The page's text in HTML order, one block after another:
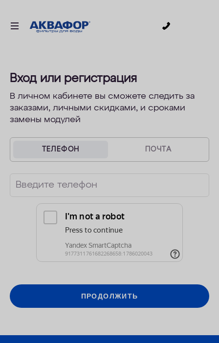
СМЕННЫЕ МОДУЛИ
В КОТТЕДЖ
АКСЕССУАРЫ
АКЦИИ
Вход или регистрация
В личном кабинете вы сможете следить за
заказами, личными скидками, и сроками
замены модулей
ТЕЛЕФОН ПОЧТА
Введите телефон
ПРОДОЛЖИТЬ